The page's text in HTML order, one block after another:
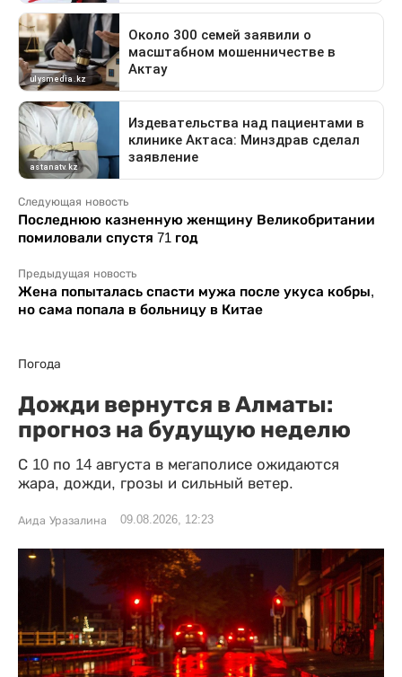
Следующая новость
Последнюю казненную женщину Великобритании
помиловали спустя 71 год
Предыдущая новость
Жена попыталась спасти мужа после укуса кобры,
но сама попала в больницу в Китае
Погода
Дожди вернутся в Алматы:
прогноз на будущую неделю
С 10 по 14 августа в мегаполисе ожидаются
жара, дожди, грозы и сильный ветер.
Аида Уразалина 09.08.2026, 12:23